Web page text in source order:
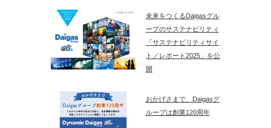
未来をつくるDaigasグル
ープのサステナビリティ
「サステナビリティサイ
ト／レポート2025」を公
開
おかげさまで、Daigasグ
ループは創業120周年